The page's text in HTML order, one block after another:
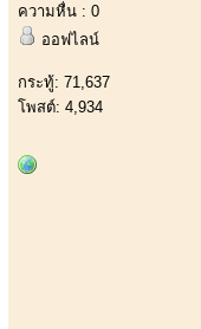
ความหื่น : 0
ออฟไลน์
กระทู้: 71,637
โพสต์: 4,934